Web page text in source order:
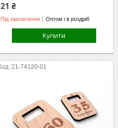
21 ₴
Під замовлення Оптом і в роздріб
Купити
21-74120-01